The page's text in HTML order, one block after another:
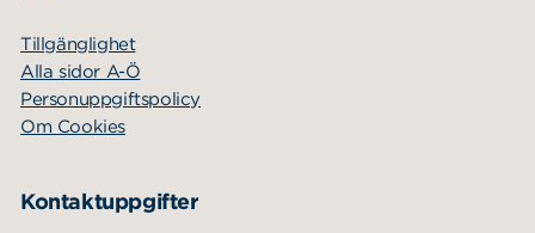
Tillgänglighet
Alla sidor A-Ö
Personuppgiftspolicy
Om Cookies
Kontaktuppgifter